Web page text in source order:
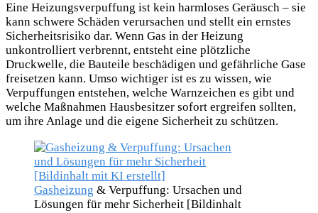
Eine Heizungsverpuffung ist kein harmloses Geräusch – sie
kann schwere Schäden verursachen und stellt ein ernstes
Sicherheitsrisiko dar. Wenn Gas in der Heizung
unkontrolliert verbrennt, entsteht eine plötzliche
Druckwelle, die Bauteile beschädigen und gefährliche Gase
freisetzen kann. Umso wichtiger ist es zu wissen, wie
Verpuffungen entstehen, welche Warnzeichen es gibt und
welche Maßnahmen Hausbesitzer sofort ergreifen sollten,
um ihre Anlage und die eigene Sicherheit zu schützen.
Gasheizung & Verpuffung: Ursachen und
Lösungen für mehr Sicherheit [Bildinhalt